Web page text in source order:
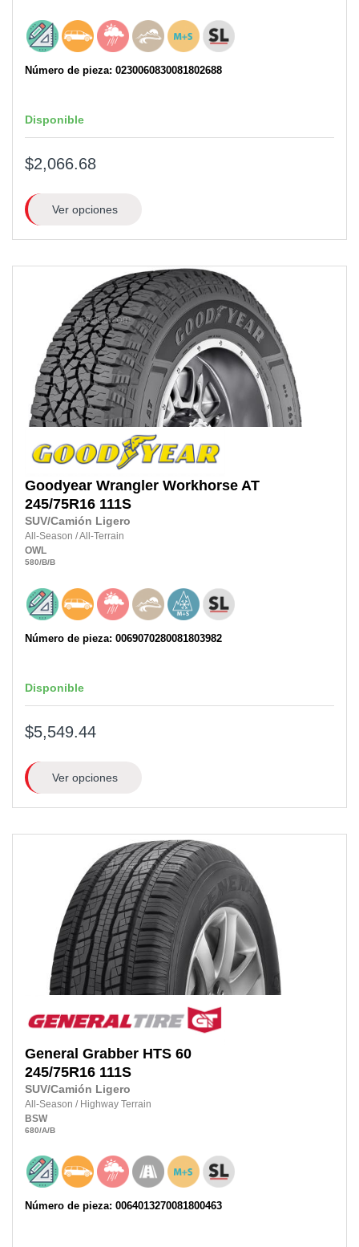
Número de pieza: 0230060830081802688
Disponible
$2,066.68
Ver opciones
Goodyear Wrangler Workhorse AT
245/75R16 111S
SUV/Camión Ligero
All-Season /All-Terrain
OWL
580/B/B
Número de pieza: 0069070280081803982
Disponible
$5,549.44
Ver opciones
General Grabber HTS 60
245/75R16 111S
SUV/Camión Ligero
All-Season / Highway Terrain
BSW
680/A/B
Número de pieza: 0064013270081800463